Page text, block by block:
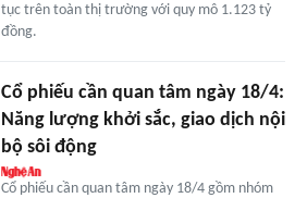
tục trên toàn thị trường với quy mô 1.123 tỷ
đồng.
Cổ phiếu cần quan tâm ngày 18/4:
Năng lượng khởi sắc, giao dịch nội
bộ sôi động
Cổ phiếu cần quan tâm ngày 18/4 gồm nhóm